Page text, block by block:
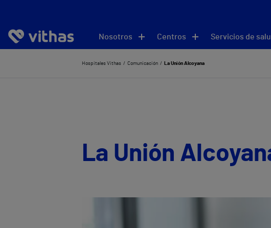
Nosotros Centros Servicios de
Hospitales Vithas Comunicación La Unión Alcoyana
La Unión